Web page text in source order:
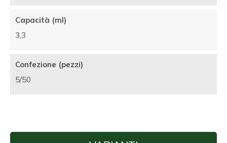
Capacità (ml)
3,3
Confezione (pezzi)
5/50